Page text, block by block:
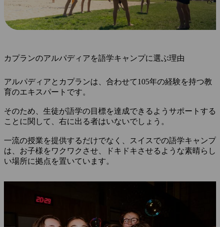
カプランのアルパディアを語学キャンプに選ぶ理由
アルパディアとカプランは、合わせて105年の経験を持つ教
育のエキスパートです。
そのため、生徒が語学の目標を達成できるようサポートする
ことに関して、右に出る者はいないでしょう。
一流の授業を提供するだけでなく、スイスでの語学キャンプ
は、お子様をワクワクさせ、ドキドキさせるような素晴らし
い場所に拠点を置いています。